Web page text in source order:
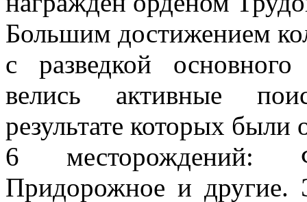
Большим достижением
с разведкой
велись активные
результате которых
6 месторождений:
Придорожное и другие.